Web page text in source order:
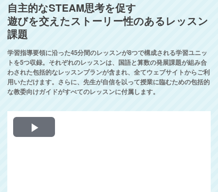
自主的なSTEAM思考を促す
遊びを交えたストーリー性のあるレッスン
課題
学習指導要領に沿った45分間のレッスンが8つで構成される学習ユニッ
トを5つ収録。それぞれのレッスンは、国語と算数の発展課題が組み合
わされた包括的なレッスンプランが含まれ、全てウェブサイトからご利
用いただけます。さらに、先生が自信を以って授業に臨むための包括的
な教委向けガイドがすべてのレッスンに付属します。
Play